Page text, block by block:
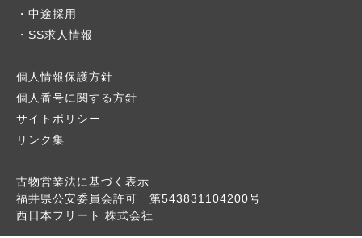
中途採用
SS求人情報
個人情報保護方針
個人番号に関する方針
サイトポリシー
リンク集
古物営業法に基づく表示
福井県公安委員会許可 第543831104200号
西日本フリート 株式会社